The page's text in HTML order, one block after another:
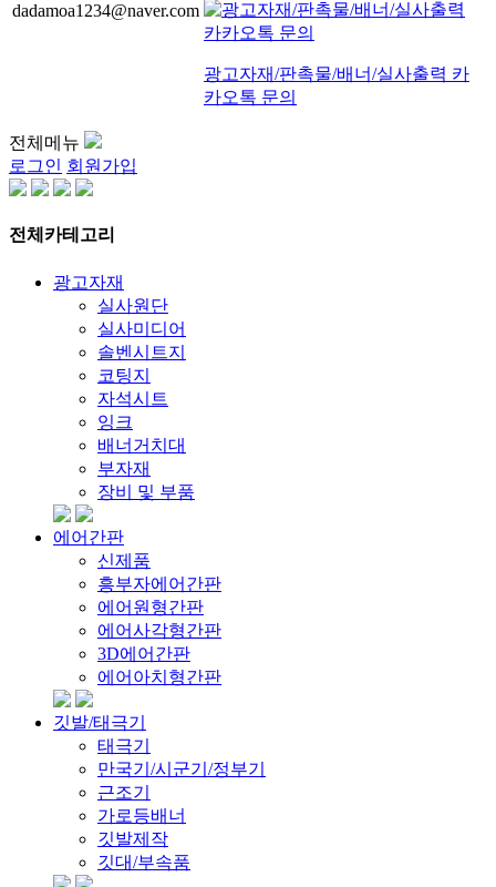
dadamoa1234@naver.com
광고자재/판촉물/배너/실사출력 카
카오톡 문의
전체메뉴
로그인 회원가입
전체카테고리
광고자재
실사원단
실사미디어
솔벤시트지
코팅지
자석시트
잉크
배너거치대
부자재
장비 및 부품
에어간판
신제품
흥부자에어간판
에어원형간판
에어사각형간판
3D에어간판
에어아치형간판
깃발/태극기
태극기
만국기/시군기/정부기
근조기
가로등배너
깃발제작
깃대/부속품